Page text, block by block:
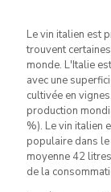
Le vin italien est
trouvent
monde. L'Italie
avec une
cultivée en
production
%). Le vin italien
populaire dans
moyenne 42
de la